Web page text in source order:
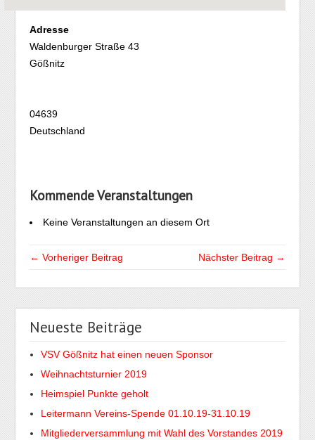
Adresse
Waldenburger Straße 43
Gößnitz
04639
Deutschland
Kommende Veranstaltungen
Keine Veranstaltungen an diesem Ort
← Vorheriger Beitrag Nächster Beitrag →
Neueste Beiträge
VSV Gößnitz hat einen neuen Sponsor
Weihnachtsturnier 2019
Heimspiel Punkte geholt
Leitermann Vereins-Spende 01.10.19-31.10.19
Mitgliederversammlung mit Wahl des Vorstandes 2019